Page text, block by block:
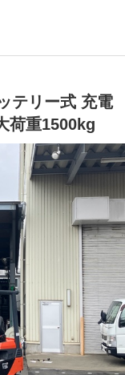
テリー式 充電
荷重1500kg